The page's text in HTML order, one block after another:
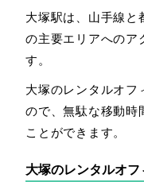
大塚駅は、山手線と
の主要エリアへのア
す。
大塚のレンタルオフ
ので、無駄な移動時
ことができます。
大塚のレンタルオフ